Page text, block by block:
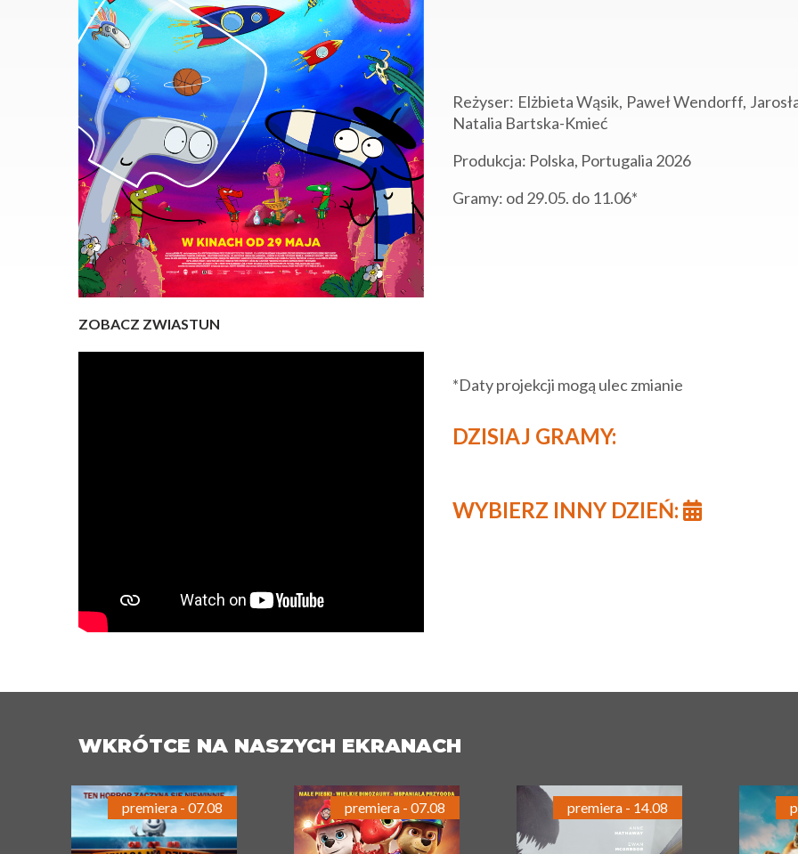
ZOBACZ ZWIASTUN
Reżyser: Elżbieta Wąsik, Paweł Wendorff,
Natalia Bartska-Kmieć
Produkcja: Polska, Portugalia 2026
Gramy: od 29.05. do 11.06*
*Daty projekcji mogą ulec zmianie
DZISIAJ GRAMY:
WYBIERZ INNY DZIEŃ:
WKRÓTCE NA NASZYCH EKRANACH
premiera - 07.08 premiera - 07.08 premiera - 14.08